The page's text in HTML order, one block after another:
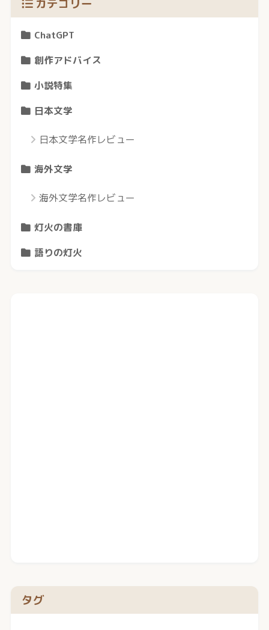
カテゴリー
ChatGPT
創作アドバイス
小説特集
日本文学
日本文学名作レビュー
海外文学
海外文学名作レビュー
灯火の書庫
語りの灯火
タグ